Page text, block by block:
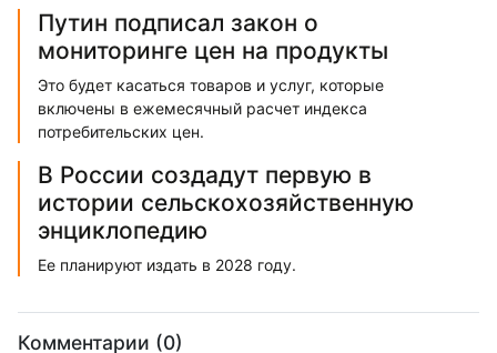
Путин подписал закон о
мониторинге цен на продукты
Это будет касаться товаров и услуг, которые
включены в ежемесячный расчет индекса
потребительских цен.
В России создадут первую в
истории сельскохозяйственную
энциклопедию
Ее планируют издать в 2028 году.
Комментарии (0)